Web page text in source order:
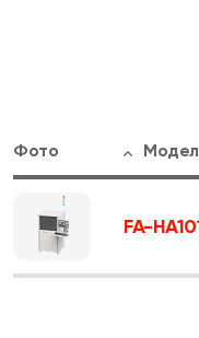
Фото
FA-